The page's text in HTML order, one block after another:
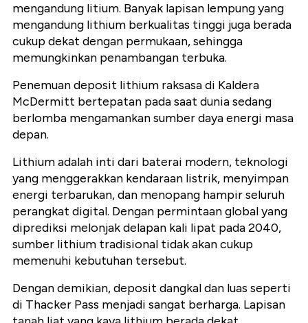
mengandung litium. Banyak lapisan lempung yang
mengandung lithium berkualitas tinggi juga berada
cukup dekat dengan permukaan, sehingga
memungkinkan penambangan terbuka.
Penemuan deposit lithium raksasa di Kaldera
McDermitt bertepatan pada saat dunia sedang
berlomba mengamankan sumber daya energi masa
depan.
Lithium adalah inti dari baterai modern, teknologi
yang menggerakkan kendaraan listrik, menyimpan
energi terbarukan, dan menopang hampir seluruh
perangkat digital. Dengan permintaan global yang
diprediksi melonjak delapan kali lipat pada 2040,
sumber lithium tradisional tidak akan cukup
memenuhi kebutuhan tersebut.
Dengan demikian, deposit dangkal dan luas seperti
di Thacker Pass menjadi sangat berharga. Lapisan